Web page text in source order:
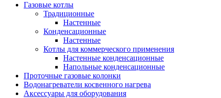
Газовые котлы
Традиционные
Настенные
Конденсационные
Настенные
Котлы для коммерческого применения
Настенные конденсационные
Напольные конденсационные
Проточные газовые колонки
Водонагреватели косвенного нагрева
Аксессуары для оборудования